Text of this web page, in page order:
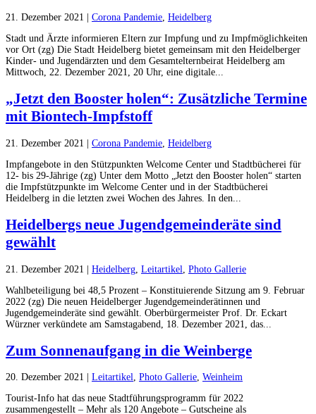
21. Dezember 2021 Corona Pandemie Heidelberg
Stadt und Ärzte informieren Eltern zur Impfung und zu Impfmöglichkeiten
vor Ort (zg) Die Stadt Heidelberg bietet gemeinsam mit den Heidelberger
Kinder- und Jugendärzten und dem Gesamtelternbeirat Heidelberg am
Mittwoch, 22. Dezember 2021, 20 Uhr, eine digitale...
„Jetzt den Booster holen“: Zusätzliche Termine
mit Biontech-Impfstoff
21. Dezember 2021 | Corona Pandemie Heidelberg
Impfangebote in den Stützpunkten Welcome Center und Stadtbücherei für
12- bis 29-Jährige (zg) Unter dem Motto „Jetzt den Booster holen“ starten
die Impfstützpunkte im Welcome Center und in der Stadtbücherei
Heidelberg in die letzten zwei Wochen des Jahres. In den...
Heidelbergs neue Jugendgemeinderäte sind
gewählt
21. Dezember 2021 | Heidelberg Leitartikel Photo Gallerie
Wahlbeteiligung bei 48,5 Prozent – Konstituierende Sitzung am 9. Februar
2022 (zg) Die neuen Heidelberger Jugendgemeinderätinnen und
Jugendgemeinderäte sind gewählt. Oberbürgermeister Prof. Dr. Eckart
Würzner verkündete am Samstagabend, 18. Dezember 2021, das...
Zum Sonnenaufgang in die Weinberge
20. Dezember 2021 Leitartikel, Photo Gallerie, Weinheim
Tourist-Info hat das neue Stadtführungsprogramm für 2022
zusammengestellt – Mehr als 120 Angebote – Gutscheine als